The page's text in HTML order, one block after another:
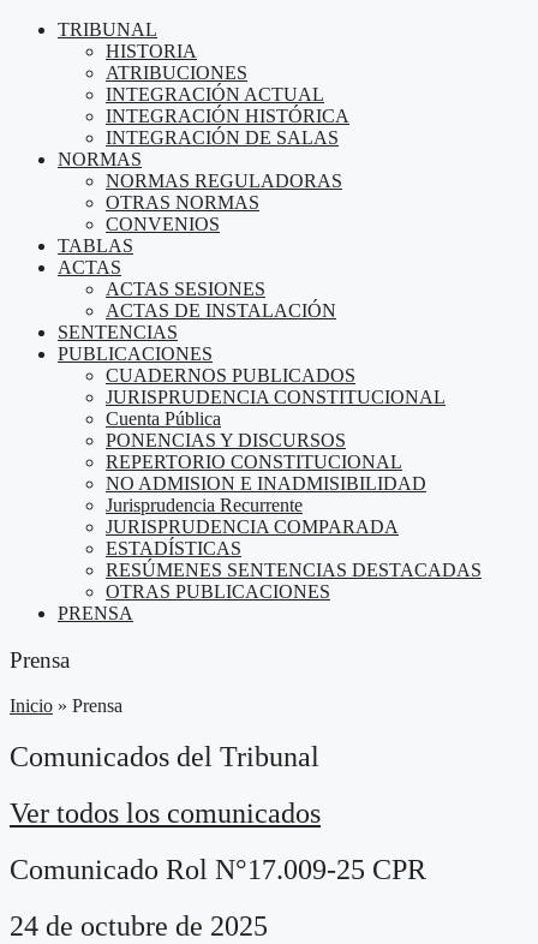
TRIBUNAL
HISTORIA
ATRIBUCIONES
INTEGRACIÓN ACTUAL
INTEGRACIÓN HISTÓRICA
INTEGRACIÓN DE SALAS
NORMAS
NORMAS REGULADORAS
OTRAS NORMAS
CONVENIOS
TABLAS
ACTAS
ACTAS SESIONES
ACTAS DE INSTALACIÓN
SENTENCIAS
PUBLICACIONES
CUADERNOS PUBLICADOS
JURISPRUDENCIA CONSTITUCIONAL
Cuenta Pública
PONENCIAS Y DISCURSOS
REPERTORIO CONSTITUCIONAL
NO ADMISION E INADMISIBILIDAD
Jurisprudencia Recurrente
JURISPRUDENCIA COMPARADA
ESTADÍSTICAS
RESÚMENES SENTENCIAS DESTACADAS
OTRAS PUBLICACIONES
PRENSA
Prensa
Inicio » Prensa
Comunicados del Tribunal
Ver todos los comunicados
Comunicado Rol N°17.009-25 CPR
24 de octubre de 2025